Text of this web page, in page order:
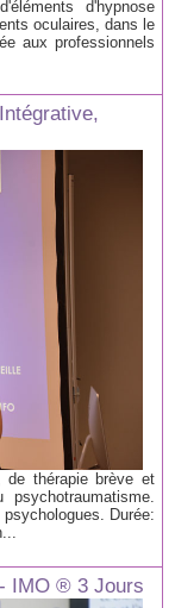
d'hypnose
oculaires, dans le
aux professionnels
de thérapie brève et
Durée:
IMO ® 3 Jours